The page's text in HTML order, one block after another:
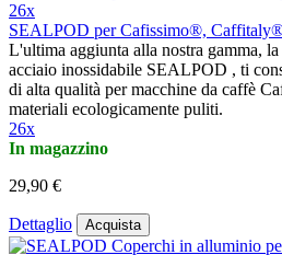
26x
SEALPOD per Cafissimo®,
L'ultima aggiunta alla nostra gamma,
acciaio inossidabile SEALPOD , ti
di alta qualità per macchine da caffè
materiali ecologicamente puliti.
26x
In magazzino
29,90 €
Dettaglio Acquista